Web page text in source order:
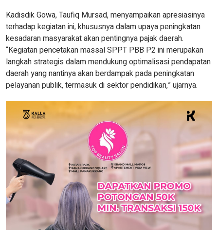
Kadisdik Gowa, Taufiq Mursad, menyampaikan apresiasinya
terhadap kegiatan ini, khususnya dalam upaya peningkatan
kesadaran masyarakat akan pentingnya pajak daerah.
“Kegiatan pencetakan massal SPPT PBB P2 ini merupakan
langkah strategis dalam mendukung optimalisasi pendapatan
daerah yang nantinya akan berdampak pada peningkatan
pelayanan publik, termasuk di sektor pendidikan,” ujarnya.